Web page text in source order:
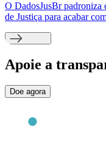
O DadosJusBr padroniza
de Justiça para acabar
Apoie a
Doe agora